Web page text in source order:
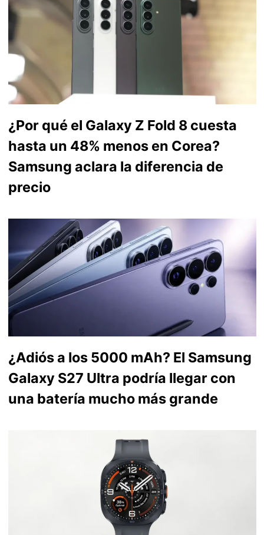
¿Por qué el Galaxy Z Fold 8 cuesta
hasta un 48% menos en Corea?
Samsung aclara la diferencia de
precio
¿Adiós a los 5000 mAh? El Samsung
Galaxy S27 Ultra podría llegar con
una batería mucho más grande